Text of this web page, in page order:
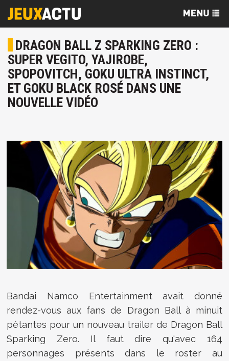
DRAGON BALL Z SPARKING ZERO :
SUPER VEGITO, YAJIROBE,
SPOPOVITCH, GOKU ULTRA INSTINCT,
ET GOKU BLACK ROSÉ DANS UNE
NOUVELLE VIDÉO
Bandai Namco Entertainment avait donné
rendez-vous aux fans de Dragon Ball à minuit
pétantes pour un nouveau trailer de Dragon Ball
Sparking Zero. Il faut dire qu'avec 164
personnages présents dans le roster au